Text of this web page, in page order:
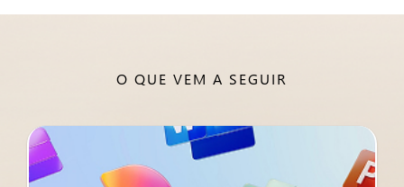
O QUE VEM A SEGUIR